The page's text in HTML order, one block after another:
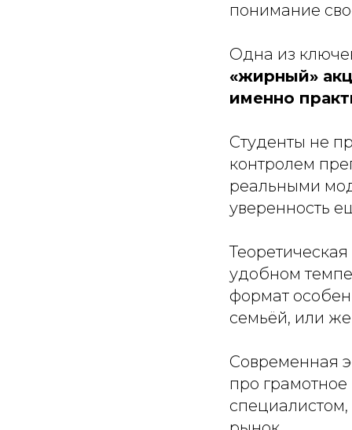
понимание
Одна из
«жирный»
именно
Студенты не
контролем
реальными
уверенность
удобном
формат
семьёй, или
Современная
про
специалистом,